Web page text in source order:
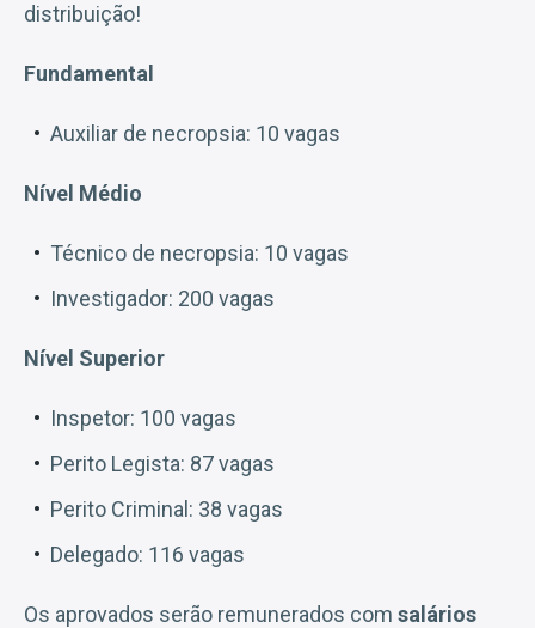
distribuição!
Fundamental
Auxiliar de necropsia: 10 vagas
Nível Médio
Técnico de necropsia: 10 vagas
Investigador: 200 vagas
Nível Superior
Inspetor: 100 vagas
Perito Legista: 87 vagas
Perito Criminal: 38 vagas
Delegado: 116 vagas
Os aprovados serão remunerados com salários